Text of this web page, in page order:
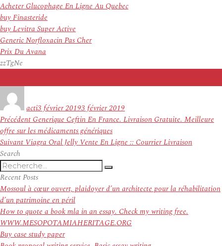
Acheter Glucophage En Ligne Au Quebec
buy Finasteride
buy Levitra Super Active
Generic Norfloxacin Pas Cher
Prix Du Avana
zzTgNe
actile
3 février 20193 février 2019
Navigation
de
l’article
Précédent Article
précédent :
Generique Ceftin En France. Livraison Gratuite. Meilleure
offre sur les médicaments génériques
Suivant Article
Viagra Oral Jelly Vente En Ligne :: Courrier Livraison
Search
Recherche
pour
:
Recherche
Recent Posts
Mossoul à cœur ouvert, plaidoyer d’un architecte pour la réhabilitation
d’un patrimoine en péril
How to quote a book mla in an essay. Check my writing free.
WWW.MESOPOTAMIAHERITAGE.ORG
Buy case study paper